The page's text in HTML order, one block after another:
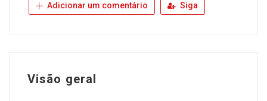
Adicionar um comentário Siga
Visão geral